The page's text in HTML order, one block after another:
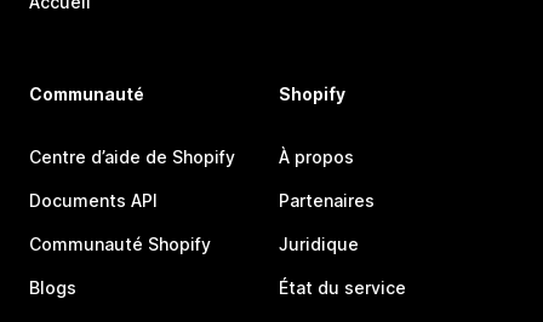
Communauté
Centre d’aide de Shopify
Documents API
Communauté Shopify
Blogs
Shopify
À propos
Partenaires
Juridique
État du service